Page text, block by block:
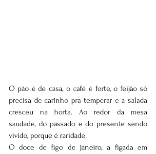
O pão é de casa, o café é forte, o feijão só
precisa de carinho pra temperar e a salada
cresceu na horta. Ao redor da mesa
saudade, do passado e do presente sendo
vivido, porque é raridade.
O doce de figo de janeiro, a figada em